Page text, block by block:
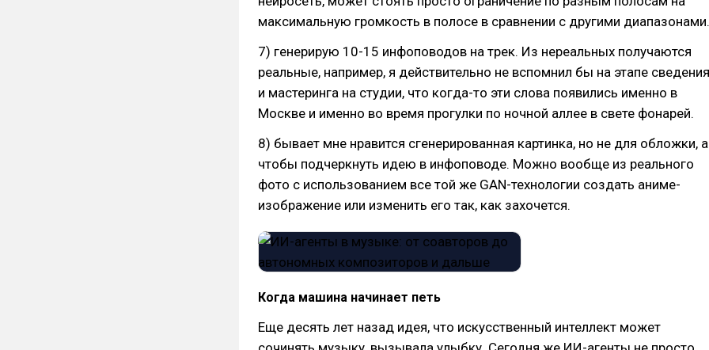
максимальную громкость в полосе в сравнении с другими диапазонами.
7) генерирую 10-15 инфоповодов на трек. Из нереальных получаются
реальные, например, я действительно не вспомнил бы на этапе сведения
и мастеринга на студии, что когда-то эти слова появились именно в
Москве и именно во время прогулки по ночной аллее в свете фонарей.
8) бывает мне нравится сгенерированная картинка, но не для обложки, а
чтобы подчеркнуть идею в инфоповоде. Можно вообще из реального
фото с использованием все той же GAN-технологии создать аниме-
изображение или изменить его так, как захочется.
Когда машина начинает петь
Еще десять лет назад идея, что искусственный интеллект может